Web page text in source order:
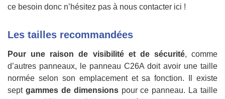
ce besoin donc n’hésitez pas à nous contacter ici !
Les tailles recommandées
Pour une raison de visibilité et de sécurité, comme
d’autres panneaux, le panneau C26A doit avoir une taille
normée selon son emplacement et sa fonction. Il existe
sept gammes de dimensionspour ce panneau. La taille